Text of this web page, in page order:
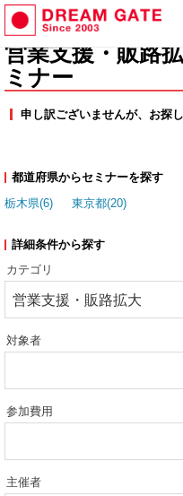
営業支援・販路
ミナー
申し訳ございませんが、お探
都道府県からセミナーを探す
栃木県(6) 東京都(20)
詳細条件から探す
カテゴリ
営業支援・販路拡大
対象者
参加費用
主催者